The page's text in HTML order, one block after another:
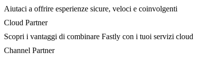
Aiutaci a offrire esperienze sicure, veloci e coinvolgenti
Cloud Partner
Scopri i vantaggi di combinare Fastly con i tuoi servizi cloud
Channel Partner